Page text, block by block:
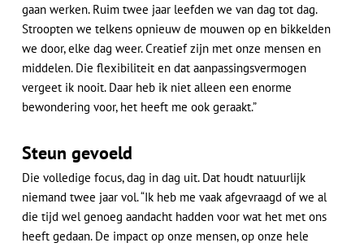
gaan werken. Ruim twee jaar leefden we van dag tot dag.
Stroopten we telkens opnieuw de mouwen op en bikkelden
we door, elke dag weer. Creatief zijn met onze mensen en
middelen. Die flexibiliteit en dat aanpassingsvermogen
vergeet ik nooit. Daar heb ik niet alleen een enorme
bewondering voor, het heeft me ook geraakt.”
Steun gevoeld
Die volledige focus, dag in dag uit. Dat houdt natuurlijk
niemand twee jaar vol. “Ik heb me vaak afgevraagd of we al
die tijd wel genoeg aandacht hadden voor wat het met ons
heeft gedaan. De impact op onze mensen, op onze hele